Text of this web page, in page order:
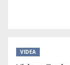
VIDEA